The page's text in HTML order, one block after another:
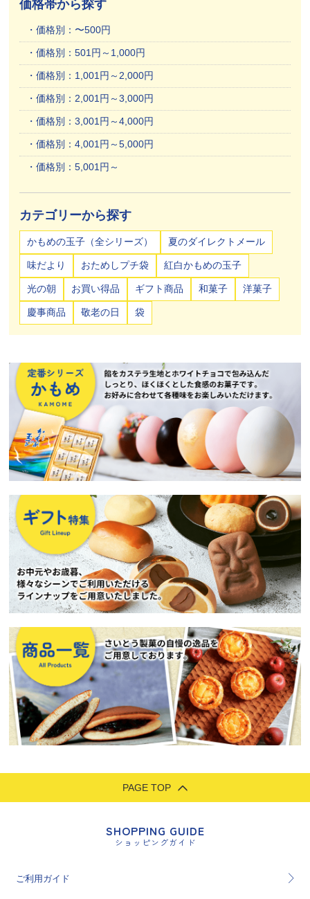
価格帯から探す
価格別：〜500円
価格別：501円～1,000円
価格別：1,001円～2,000円
価格別：2,001円～3,000円
価格別：3,001円～4,000円
価格別：4,001円～5,000円
価格別：5,001円～
カテゴリーから探す
かもめの玉子（全シリーズ） 夏のダイレクトメール
味だより おためしプチ袋 紅白かもめの玉子
光の朝 お買い得品 ギフト商品 和菓子 洋菓子
慶事商品 敬老の日 袋
PAGE TOP
SHOPPING GUIDE
ショッピングガイド
ご利用ガイド